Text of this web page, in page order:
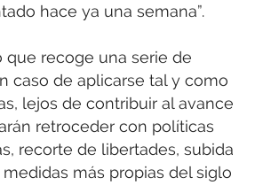
hace ya una semana”.
que recoge una serie de
caso de aplicarse tal y como
lejos de contribuir al avance
retroceder con políticas
recorte de libertades, subida
más propias del siglo